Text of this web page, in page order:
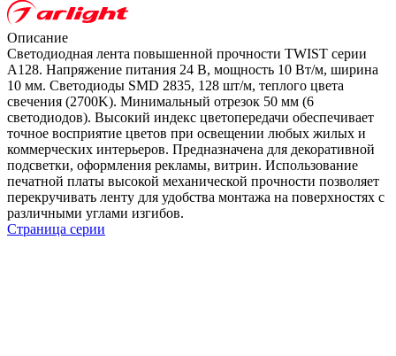
Описание
Светодиодная лента повышенной прочности TWIST серии
A128. Напряжение питания 24 В, мощность 10 Вт/м, ширина
10 мм. Светодиоды SMD 2835, 128 шт/м, теплого цвета
свечения (2700K). Минимальный отрезок 50 мм (6
светодиодов). Высокий индекс цветопередачи обеспечивает
точное восприятие цветов при освещении любых жилых и
коммерческих интерьеров. Предназначена для декоративной
подсветки, оформления рекламы, витрин. Использование
печатной платы высокой механической прочности позволяет
перекручивать ленту для удобства монтажа на поверхностях с
различными углами изгибов.
Страница серии